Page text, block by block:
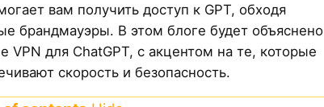
вам получить доступ к GPT, обходя
брандмауэры. В этом блоге будет объяснено
VPN для ChatGPT, с акцентом на те, которые
скорость и безопасность.